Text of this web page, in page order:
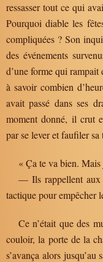
ressasser tout ce qui
Pourquoi diable les
compliquées ? Son
des événements
d’une forme qui rampait
à savoir combien
avait passé dans ses
moment donné, il crut
par se lever et faufiler
« Ça te va bien. Mais
— Ils rappellent aux
tactique pour empêcher
Ce n’était que des
couloir, la porte de la
s’avança alors